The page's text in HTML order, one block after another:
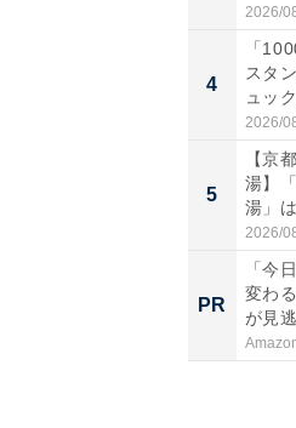
伊...
2026/
4
「
スタ
ュッ
2026/
5
【京
湯】
湯」
泉と...
2026/
PR
「今
変わ
が見